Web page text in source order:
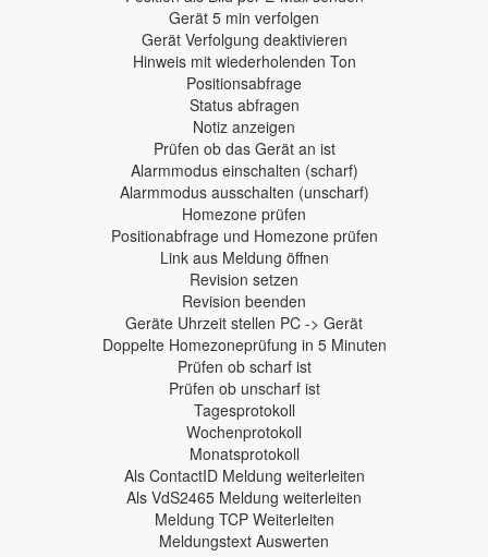
Gerät 5 min verfolgen
Gerät Verfolgung deaktivieren
Hinweis mit wiederholenden Ton
Positionsabfrage
Status abfragen
Notiz anzeigen
Prüfen ob das Gerät an ist
Alarmmodus einschalten (scharf)
Alarmmodus ausschalten (unscharf)
Homezone prüfen
Positionabfrage und Homezone prüfen
Link aus Meldung öffnen
Revision setzen
Revision beenden
Geräte Uhrzeit stellen PC -> Gerät
Doppelte Homezoneprüfung in 5 Minuten
Prüfen ob scharf ist
Prüfen ob unscharf ist
Tagesprotokoll
Wochenprotokoll
Monatsprotokoll
Als ContactID Meldung weiterleiten
Als VdS2465 Meldung weiterleiten
Meldung TCP Weiterleiten
Meldungstext Auswerten